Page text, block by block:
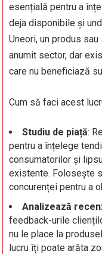
esențială pentru a
deja disponibile și
Uneori, un produs
anumit sector, dar
care nu beneficiază
Cum să faci acest
Studiu de piață:
pentru a înțelege
consumatorilor și
existente. Folosește
concurenței pentru a
Analizează
feedback-urile
nu le place la
lucru îți poate arăta